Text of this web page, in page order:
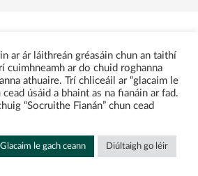
ar ár láithreán gréasáin chun an taithí
cuimhneamh ar do chuid roghanna
athuaire. Trí chliceáil ar “glacaim le
cead úsáid a bhaint as na fianáin ar fad.
“Socruithe Fianán” chun cead
Glacaim le gach ceann Diúltaigh go léir